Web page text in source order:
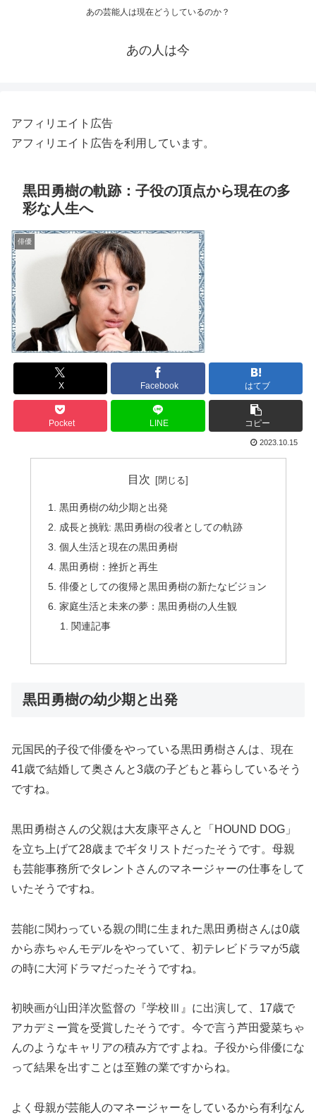
あの芸能人は現在どうしているのか？
あの人は今
アフィリエイト広告
アフィリエイト広告を利用しています。
黒田勇樹の軌跡：子役の頂点から現在の多
彩な人生へ
俳優
X Facebook はてブ
Pocket LINE コピー
2023.10.15
目次
黒田勇樹の幼少期と出発
成長と挑戦: 黒田勇樹の役者としての軌跡
個人生活と現在の黒田勇樹
黒田勇樹：挫折と再生
俳優としての復帰と黒田勇樹の新たなビジョン
家庭生活と未来の夢：黒田勇樹の人生観
関連記事
黒田勇樹の幼少期と出発
元国民的子役で俳優をやっている黒田勇樹さんは、現在
41歳で結婚して奥さんと3歳の子どもと暮らしているそう
ですね。
黒田勇樹さんの父親は大友康平さんと「HOUND DOG」
を立ち上げて28歳までギタリストだったそうです。母親
も芸能事務所でタレントさんのマネージャーの仕事をして
いたそうですね。
芸能に関わっている親の間に生まれた黒田勇樹さんは0歳
から赤ちゃんモデルをやっていて、初テレビドラマが5歳
の時に大河ドラマだったそうですね。
初映画が山田洋次監督の『学校Ⅲ』に出演して、17歳で
アカデミー賞を受賞したそうです。今で言う芦田愛菜ちゃ
んのようなキャリアの積み方ですよね。子役から俳優にな
って結果を出すことは至難の業ですからね。
よく母親が芸能人のマネージャーをしているから有利なん